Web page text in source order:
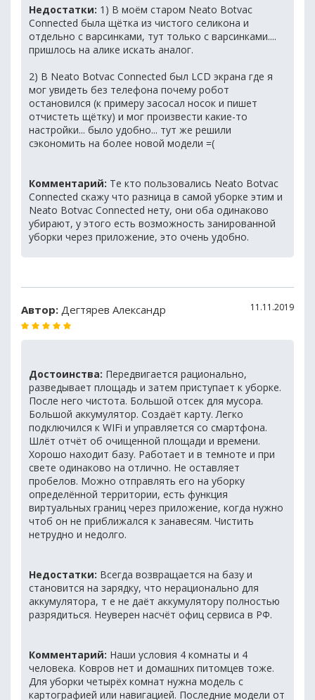
Недостатки: 1) В моём старом Neato Botvac
Connected была щётка из чистого селикона и
отдельно с варсинками, тут только с варсинками....
пришлось на алике искать аналог.
2) В Neato Botvac Connected был LCD экрана где я
мог увидеть без телефона почему робот
остановился (к примеру засосал носок и пишет
отчистеть щётку) и мог произвести какие-то
настройки... было удобно... тут же решили
сэкономить на более новой модели =(
Комментарий: Те кто пользовались Neato Botvac
Connected скажу что разница в самой уборке этим и
Neato Botvac Connected нету, они оба одинаково
убирают, у этого есть возможность занированной
уборки через приложение, это очень удобно.
Автор: Дегтярев Александр 11.11.2019
Достоинства: Передвигается рационально,
разведывает площадь и затем приступает к уборке.
После него чистота. Большой отсек для мусора.
Большой аккумулятор. Создаёт карту. Легко
подключился к WIFi и управляется со смартфона.
Шлёт отчёт об очищенной площади и времени.
Хорошо находит базу. Работает и в темноте и при
свете одинаково на отлично. Не оставляет
пробелов. Можно отправлять его на уборку
определённой территории, есть функция
виртуальных границ через приложение, когда нужно
чтоб он не приближался к занавесям. Чистить
нетрудно и недолго.
Недостатки: Всегда возвращается на базу и
становится на зарядку, что нерационально для
аккумулятора, т е не даёт аккумулятору полностью
разрядиться. Неуверен насчёт офиц сервиса в РФ.
Комментарий: Наши условия 4 комнаты и 4
человека. Ковров нет и домашних питомцев тоже.
Для уборки четырёх комнат нужна модель с
картографией или навигацией. Последние модели от